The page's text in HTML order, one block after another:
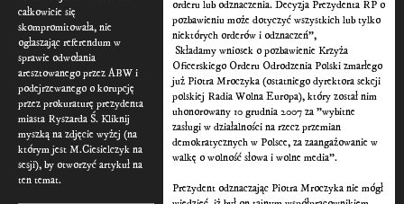
całkowicie się
skompromitowała, nie
ogłaszając referendum w
sprawie odwołania
aresztowanego przez ABW i
podejrzewanego o korupcję
przez prokuraturę prezydenta
miasta Ryszarda Ś. Kliknij
myszką na zdjęcie wyżej (na
którym jest M.Ciesielczyk na
sesji), by otworzyć artykuł na
ten temat.
orderu lub odznaczenia. Decyzja Prezydenta RP o
pozbawieniu może dotyczyć wszystkich lub tylko
niektórych orderów i odznaczeń”,
Składamy wniosek o pozbawienie Krzyża
Oficerskiego Orderu Odrodzenia Polski zmarłego
już Piotra Mroczyka (ostatniego dyrektora sekcji
polskiej Radia Wolna Europa), który został nim
uhonorowany 10 grudnia 2007 za "wybitne
zasługi w działalności na rzecz przemian
demokratycznych w Polsce, za zaangażowanie w
walkę o wolność słowa i wolne media".
Prezydent odznaczając Piotra Mroczyka nie mógł